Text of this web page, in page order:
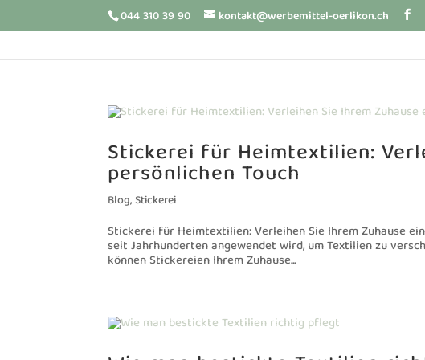
044 310 39 90 kontakt@werbemittel-oerlikon.ch
Stickerei für Heimtextilien:
persönlichen Touch
Blog,Stickerei
Stickerei für Heimtextilien: Verleihen Sie Ihrem Zuhause
seit Jahrhunderten angewendet wird, um Textilien zu
können Stickereien Ihrem Zuhause...